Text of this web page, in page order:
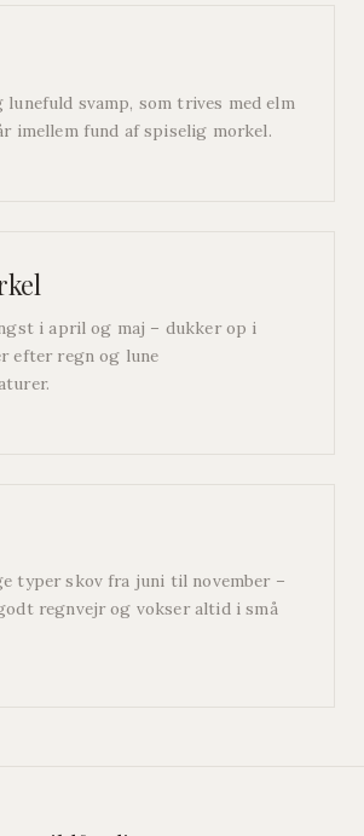
lunefuld svamp, som trives med elm
imellem fund af spiselig morkel.
i april og maj – dukker op i
efter regn og lune
typer skov fra juni til november –
regnvejr og vokser altid i små